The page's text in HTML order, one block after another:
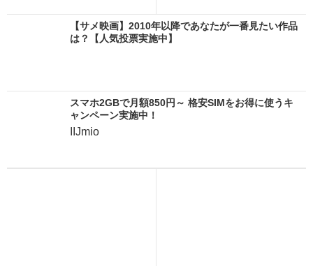
【サメ映画】2010年以降であなたが一番見たい作品
は？【人気投票実施中】
スマホ2GBで月額850円～ 格安SIMをお得に使うキ
ャンペーン実施中！
IIJmio